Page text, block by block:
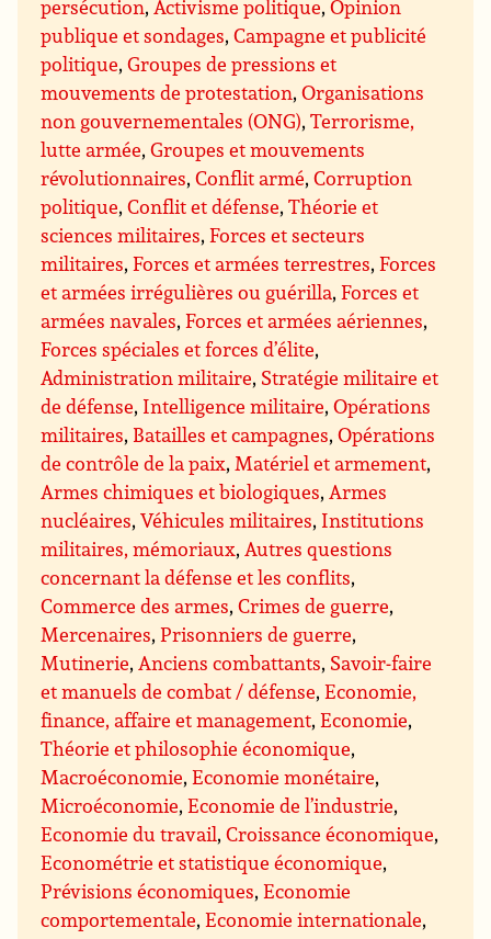
persécution,Activisme politique,Opinion
publique et sondages,Campagne et publicité
politique,Groupes de pressions et
mouvements de protestation,Organisations
non gouvernementales (ONG),Terrorisme,
lutte armée,Groupes et mouvements
révolutionnaires,Conflit armé,Corruption
politique,Conflit et défense,Théorie et
sciences militaires,Forces et secteurs
militaires,Forces et armées terrestres,Forces
et armées irrégulières ou guérilla,Forces et
armées navales,Forces et armées aériennes,
Forces spéciales et forces d’élite,
Administration militaire, Stratégie militaire et
de défense, Intelligence militaire,Opérations
militaires, Batailles et campagnes,Opérations
de contrôle de la paix,Matériel et armement,
Armes chimiques et biologiques,Armes
nucléaires,Véhicules militaires, Institutions
militaires, mémoriaux,Autres questions
concernant la défense et les conflits,
Commerce des armes,Crimes de guerre,
Mercenaires,Prisonniers de guerre,
Mutinerie,Anciens combattants, Savoir-faire
et manuels de combat / défense,Economie,
finance, affaire et management,Economie,
Théorie et philosophie économique,
Macroéconomie,Economie monétaire,
Microéconomie,Economie de l’industrie,
Economie du travail,Croissance économique,
Econométrie et statistique économique,
Prévisions économiques,Economie
comportementale,Economie internationale,